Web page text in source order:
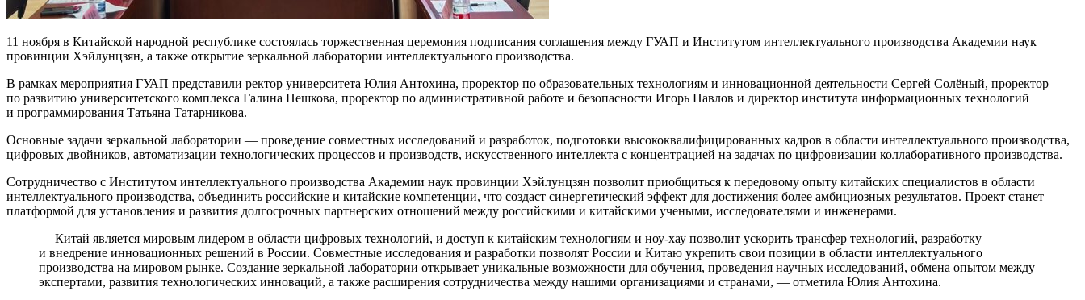
11 ноября в Китайской народной республике состоялась торжественная церемония подписания соглашения между ГУАП и Институтом интеллектуального производства Академии наук
провинции Хэйлунцзян, а также открытие зеркальной лаборатории интеллектуального производства.
В рамках мероприятия ГУАП представили ректор университета Юлия Антохина, проректор по образовательных технологиям и инновационной деятельности Сергей Солёный, проректор
по развитию университетского комплекса Галина Пешкова, проректор по административной работе и безопасности Игорь Павлов и директор института информационных технологий
и программирования Татьяна Татарникова.
Основные задачи зеркальной лаборатории — проведение совместных исследований и разработок, подготовки высококвалифицированных кадров в области интеллектуального производства,
цифровых двойников, автоматизации технологических процессов и производств, искусственного интеллекта с концентрацией на задачах по цифровизации коллаборативного производства.
Сотрудничество с Институтом интеллектуального производства Академии наук провинции Хэйлунцзян позволит приобщиться к передовому опыту китайских специалистов в области
интеллектуального производства, объединить российские и китайские компетенции, что создаст синергетический эффект для достижения более амбициозных результатов. Проект станет
платформой для установления и развития долгосрочных партнерских отношений между российскими и китайскими учеными, исследователями и инженерами.
— Китай является мировым лидером в области цифровых технологий, и доступ к китайским технологиям и ноу-хау позволит ускорить трансфер технологий, разработку
и внедрение инновационных решений в России. Совместные исследования и разработки позволят России и Китаю укрепить свои позиции в области интеллектуального
производства на мировом рынке. Создание зеркальной лаборатории открывает уникальные возможности для обучения, проведения научных исследований, обмена опытом между
экспертами, развития технологических инноваций, а также расширения сотрудничества между нашими организациями и странами, — отметила Юлия Антохина.